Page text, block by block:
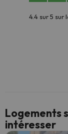
4.4 sur 5 sur
Logements
intéresser